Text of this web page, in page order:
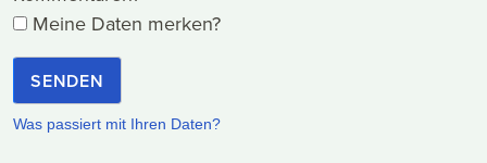
Meine Daten merken?
SENDEN
Was passiert mit Ihren Daten?